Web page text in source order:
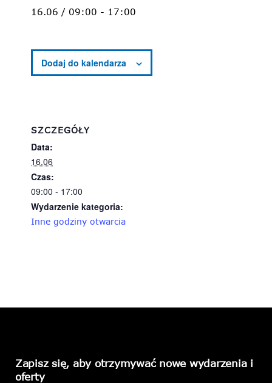
16.06 / 09:00 - 17:00
SZCZEGÓŁY
Data:
16.06
Czas:
09:00 - 17:00
Wydarzenie kategoria:
Inne godziny otwarcia
Zapisz się, aby otrzymywać nowe wydarzenia i
oferty